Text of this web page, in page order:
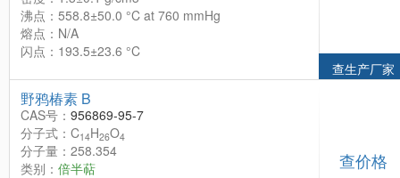
沸点：558.8±50.0 °C at 760 mmHg
熔点：N/A
闪点：193.5±23.6 °C
查生产厂家
野鸦椿素 B
CAS号： 956869-95-7
分子式：C14H26O4
分子量：258.354
类别： 倍半萜
查价格